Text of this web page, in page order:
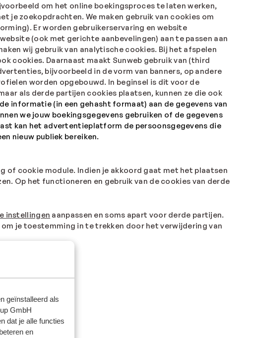
geïnstalleerd als
GmbH
dat je alle functies
en
om het online boekingsproces te laten werken,
je zoekopdrachten. We maken gebruik van cookies om
Er worden gebruikerservaring en website
(ook met gerichte aanbevelingen) aan te passen aan
wij gebruik van analytische cookies. Bij het afspelen
cookies. Daarnaast maakt Sunweb gebruik van (third
bijvoorbeeld in de vorm van banners, op andere
worden opgebouwd. In beginsel is dit voor de
als derde partijen cookies plaatsen, kunnen ze die ook
informatie (in een gehasht formaat) aan de gegevens van
we jouw boekingsgegevens gebruiken of de gegevens
kan het advertentieplatform de persoonsgegevens die
nieuw publiek bereiken.
of cookie module. Indien je akkoord gaat met het plaatsen
Op het functioneren en gebruik van de cookies van derde
instellingen aanpassen en soms apart voor derde partijen.
je toestemming in te trekken door het verwijdering van